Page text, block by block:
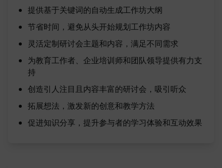
提供基于关键词的自动生成工作坊大纲
节省时间，避免从头开始规划工作坊内容
灵活定制研讨会主题和内容，满足不同需求
为教育工作者、企业培训师和团队领导提供有力支
持
创造引人注目且内容丰富的研讨会，吸引听众
拓展想法，激发新的创意和教学方法
促进知识分享，提升参与者的学习体验和互动效果